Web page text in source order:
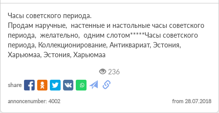
Часы советского периода.
Продам наручные,  настенные и настольные часы советского
периода,  желательно,  одним слотом*****Часы советского
периода, Коллекционирование, Aнтиквариат, Эстония,
Харьюмаа, Эстония, Харьюмаа
236
share
annoncenumber: 4002 from 28.07.2018